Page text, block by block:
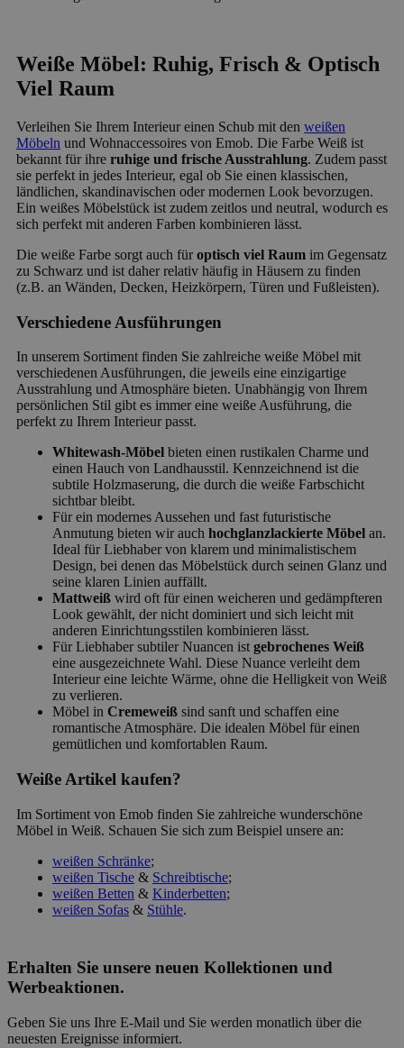
Weiße Möbel: Ruhig, Frisch & Optisch
Viel Raum
Verleihen Sie Ihrem Interieur einen Schub mit den weißen
Möbeln und Wohnaccessoires von Emob. Die Farbe Weiß ist
bekannt für ihre ruhige und frische Ausstrahlung. Zudem passt
sie perfekt in jedes Interieur, egal ob Sie einen klassischen,
ländlichen, skandinavischen oder modernen Look bevorzugen.
Ein weißes Möbelstück ist zudem zeitlos und neutral, wodurch es
sich perfekt mit anderen Farben kombinieren lässt.
Die weiße Farbe sorgt auch füroptisch viel Raum im Gegensatz
zu Schwarz und ist daher relativ häufig in Häusern zu finden
(z.B. an Wänden, Decken, Heizkörpern, Türen und Fußleisten).
Verschiedene Ausführungen
In unserem Sortiment finden Sie zahlreiche weiße Möbel mit
verschiedenen Ausführungen, die jeweils eine einzigartige
Ausstrahlung und Atmosphäre bieten. Unabhängig von Ihrem
persönlichen Stil gibt es immer eine weiße Ausführung, die
perfekt zu Ihrem Interieur passt.
Whitewash-Möbel bieten einen rustikalen Charme und
einen Hauch von Landhausstil. Kennzeichnend ist die
subtile Holzmaserung, die durch die weiße Farbschicht
sichtbar bleibt.
Für ein modernes Aussehen und fast futuristische
Anmutung bieten wir auch hochglanzlackierte Möbel an.
Ideal für Liebhaber von klarem und minimalistischem
Design, bei denen das Möbelstück durch seinen Glanz und
seine klaren Linien auffällt.
Mattweiß wird oft für einen weicheren und gedämpfteren
Look gewählt, der nicht dominiert und sich leicht mit
anderen Einrichtungsstilen kombinieren lässt.
Für Liebhaber subtiler Nuancen ist gebrochenes Weiß
eine ausgezeichnete Wahl. Diese Nuance verleiht dem
Interieur eine leichte Wärme, ohne die Helligkeit von Weiß
zu verlieren.
Möbel in Cremeweiß sind sanft und schaffen eine
romantische Atmosphäre. Die idealen Möbel für einen
gemütlichen und komfortablen Raum.
Weiße Artikel kaufen?
Im Sortiment von Emob finden Sie zahlreiche wunderschöne
Möbel in Weiß. Schauen Sie sich zum Beispiel unsere an:
weißen Schränke;
weißen Tische & Schreibtische;
weißen Betten & Kinderbetten;
weißen Sofas & Stühle.
Erhalten Sie unsere neuen Kollektionen und
Werbeaktionen.
Geben Sie uns Ihre E-Mail und Sie werden monatlich über die
neuesten Ereignisse informiert.